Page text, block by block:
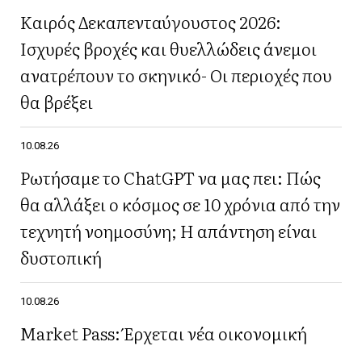
Καιρός Δεκαπενταύγουστος 2026:
Ισχυρές βροχές και θυελλώδεις άνεμοι
ανατρέπουν το σκηνικό- Οι περιοχές που
θα βρέξει
10.08.26
Ρωτήσαμε το ChatGPT να μας πει: Πώς
θα αλλάξει ο κόσμος σε 10 χρόνια από την
τεχνητή νοημοσύνη; Η απάντηση είναι
δυστοπική
10.08.26
Market Pass: Έρχεται νέα οικονομική